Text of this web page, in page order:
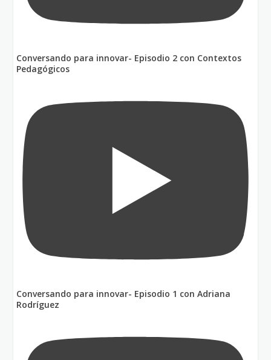
Conversando para innovar- Episodio 2 con Contextos
Pedagógicos
Conversando para innovar- Episodio 1 con Adriana
Rodríguez